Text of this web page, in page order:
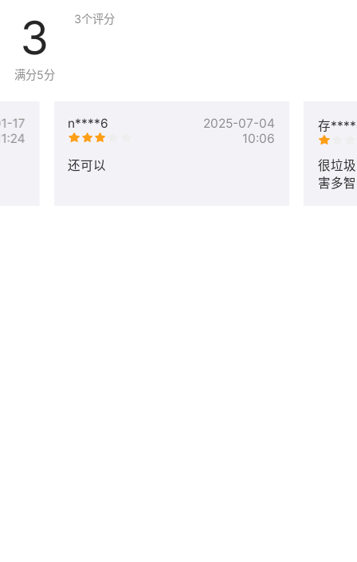
3
满分5分
3个评分
n****6
2025-07-04
10:06
还可以
存
很垃
害多
17